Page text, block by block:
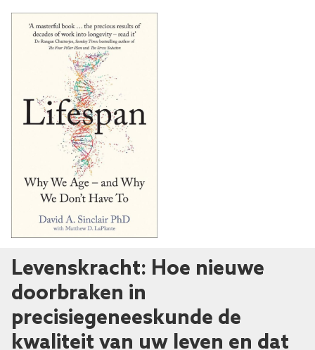
Levenskracht: Hoe nieuwe
doorbraken in
precisiegeneeskunde de
kwaliteit van uw leven en dat